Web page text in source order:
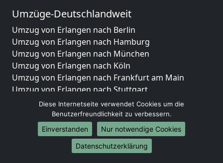
Umzüge-Deutschlandweit
Umzug von Erlangen nach Berlin
Umzug von Erlangen nach Hamburg
Umzug von Erlangen nach München
Umzug von Erlangen nach Köln
Umzug von Erlangen nach Frankfurt am Main
Umzug von Erlangen nach Stuttgart
Umzug von Erlangen nach Düsseldorf
Umzug von Erlangen nach Leipzig
Umzug von Erlangen nach Dortmund
Umzug von Erlangen nach Essen
Umzug von Erlangen nach Bremen
Diese Internetseite verwendet Cookies um die
Benutzerfreundlichkeit zu verbessern.
Einverstanden
Nur notwendige Cookies
Datenschutzerklärung